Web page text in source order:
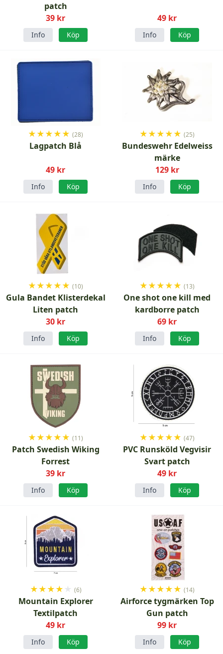
patch
39 kr
Info Köp
49 kr
Info Köp
★★★★★ (28)
Lagpatch Blå
49 kr
Info Köp
★★★★★ (25)
Bundeswehr Edelweiss
märke
129 kr
Info Köp
★★★★★ (10)
Gula Bandet Klisterdekal
Liten patch
30 kr
Info Köp
★★★★★ (13)
One shot one kill med
kardborre patch
69 kr
Info Köp
★★★★★ (11)
Patch Swedish Wiking
Forrest
39 kr
Info Köp
★★★★★ (47)
PVC Runsköld Vegvisir
Svart patch
49 kr
Info Köp
★★★★ ★ (6)
Mountain Explorer
Textilpatch
49 kr
Info Köp
★★★★★ (14)
Airforce tygmärken Top
Gun patch
99 kr
Info Köp